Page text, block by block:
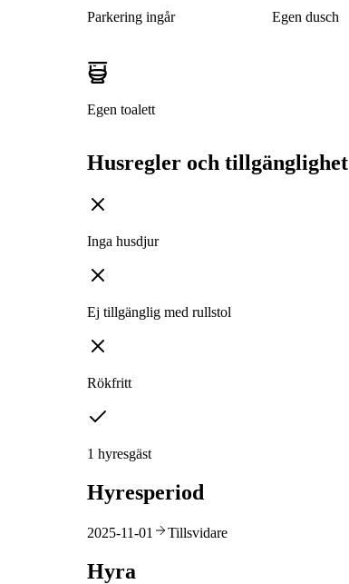
Parkering ingår Egen dusch
Egen toalett
Husregler och tillgänglighet
Inga husdjur
Ej tillgänglig med rullstol
Rökfritt
1 hyresgäst
Hyresperiod
2025-11-01 Tillsvidare
Hyra